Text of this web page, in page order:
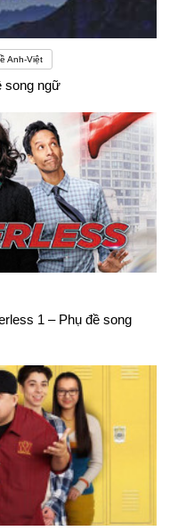
Anh-Việt
song ngữ
1 – Phụ đề song